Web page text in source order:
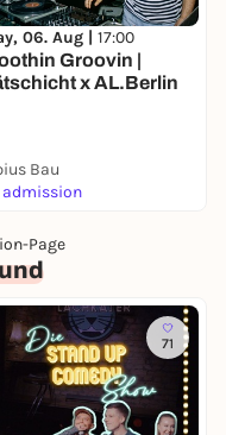
06. Aug | 17:00
Groovin |
x AL.Berlin
Bau
admission
Page
71